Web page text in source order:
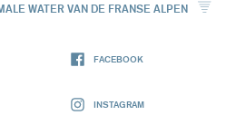
WATER VAN DE FRANSE ALPEN
FACEBOOK
INSTAGRAM